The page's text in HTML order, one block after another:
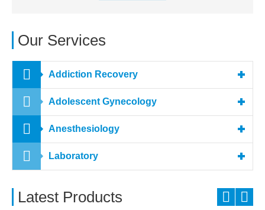
Our Services
Addiction Recovery
Adolescent Gynecology
Anesthesiology
Laboratory
Latest Products